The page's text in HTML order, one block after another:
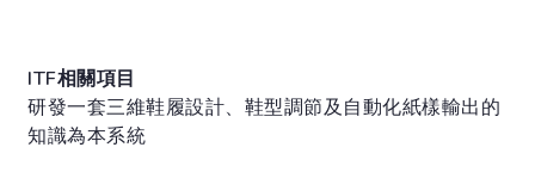
ITF相關項目
研發一套三維鞋履設計、鞋型調節及自動化紙樣輸出的
知識為本系統